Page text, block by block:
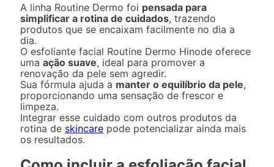
A linha Routine Dermo foi pensada para
simplificar a rotina de cuidados, trazendo
produtos que se encaixam facilmente no dia a
dia.
O esfoliante facial Routine Dermo Hinode oferece
uma ação suave, ideal para promover a
renovação da pele sem agredir.
Sua fórmula ajuda a manter o equilíbrio da pele,
proporcionando uma sensação de frescor e
limpeza.
Integrar esse cuidado com outros produtos da
rotina de skincare pode potencializar ainda mais
os resultados.